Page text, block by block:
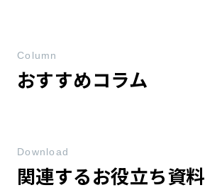
おすすめコラム
Column
関連するお役立ち資料
Download